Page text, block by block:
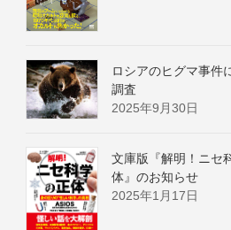
ロシアのヒグマ事件
調査
2025年9月30日
文庫版『解明！ニセ
体』のお知らせ
2025年1月17日